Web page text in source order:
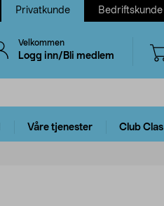
Privatkunde Bedriftskunde
Velkommen
Logg inn/Bli medlem
Våre tjenester Club Clas